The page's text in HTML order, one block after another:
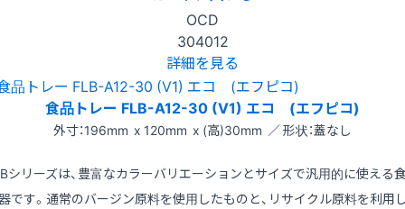
OCD
304012
詳細を見る
食品トレー FLB-A12-30 (V1) エコ (エフピコ)
外寸：196mm x 120mm x (高)30mm ／ 形状：蓋なし
シリーズは、豊富なカラーバリエーションとサイズで汎用的に使える
です。通常のバージン原料を使用したものと、リサイクル原料を利用